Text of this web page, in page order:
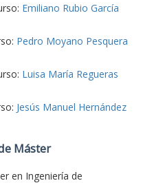
Emiliano Rubio García
Pedro Moyano Pesquera
Luisa María Regueras
Jesús Manuel Hernández
Máster
en Ingeniería de